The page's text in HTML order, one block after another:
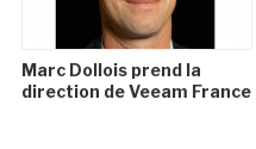
Marc Dollois prend la
direction de Veeam France